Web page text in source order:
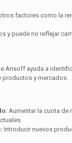
factores como la
y puede no reflejar
Ansoff ayuda a
y mercados.
Aumentar la cuota
Introducir nuevos